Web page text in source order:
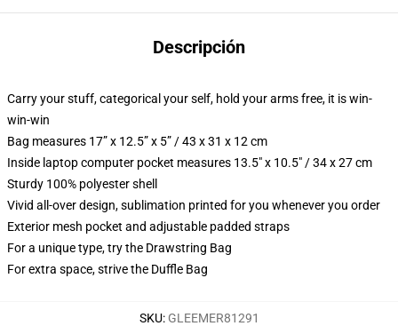
Descripción
Carry your stuff, categorical your self, hold your arms free, it is win-
win-win
Bag measures 17” x 12.5” x 5” / 43 x 31 x 12 cm
Inside laptop computer pocket measures 13.5" x 10.5" / 34 x 27 cm
Sturdy 100% polyester shell
Vivid all-over design, sublimation printed for you whenever you order
Exterior mesh pocket and adjustable padded straps
For a unique type, try the Drawstring Bag
For extra space, strive the Duffle Bag
SKU: GLEEMER81291